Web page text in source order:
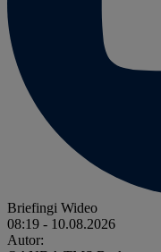
Briefingi Wideo
08:19 - 10.08.2026
Autor: